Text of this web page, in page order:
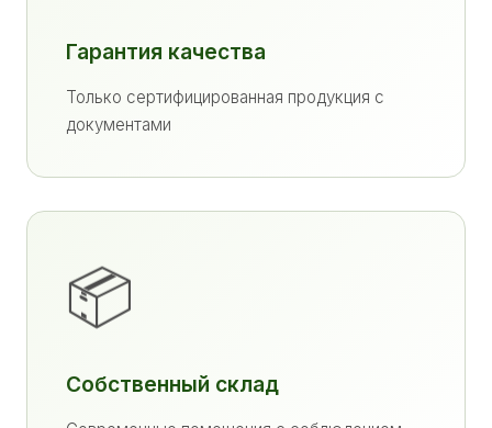
Гарантия качества
Только сертифицированная продукция с
документами
📦
Собственный склад